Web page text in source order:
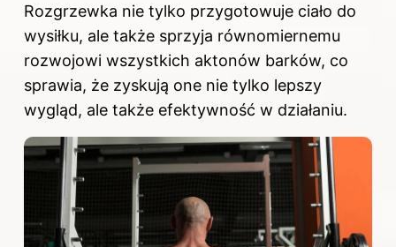
Rozgrzewka nie tylko przygotowuje ciało do
wysiłku, ale także sprzyja równomiernemu
rozwojowi wszystkich aktonów barków, co
sprawia, że zyskują one nie tylko lepszy
wygląd, ale także efektywność w działaniu.